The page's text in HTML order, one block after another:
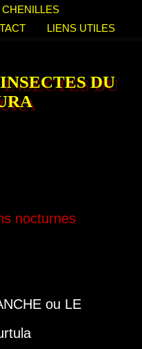
CHENILLES
LIENS UTILES
DU
nocturnes
ou LE